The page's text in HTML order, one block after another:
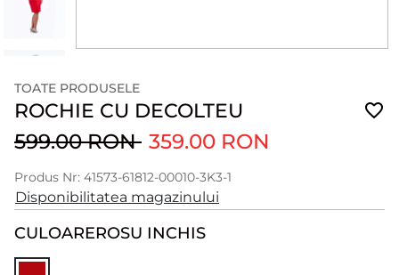
TOATE PRODUSELE
ROCHIE CU DECOLTEU
599.00 RON 359.00 RON
Produs Nr: 41573-61812-00010-3K3-1
Disponibilitatea magazinului
CULOAREROSU INCHIS